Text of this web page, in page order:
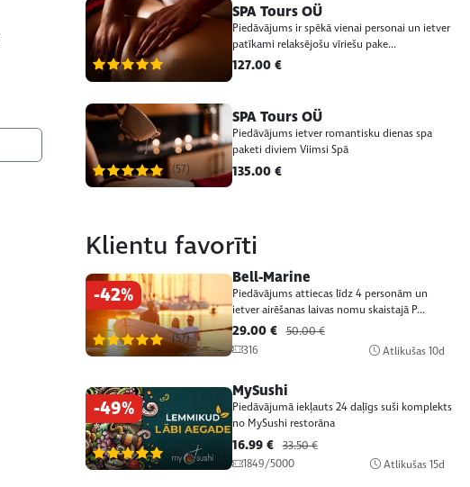
(57)
SPA Tours OÜ
Piedāvājums ir spēkā vienai personai un ietver
patīkami relaksējošu vīriešu pake...
127.00 €
(57)
SPA Tours OÜ
Piedāvājums ietver romantisku dienas spa
paketi diviem Viimsi Spā
135.00 €
Klientu favorīti
-42%
(57)
Bell-Marine
Piedāvājums attiecas līdz 4 personām un
ietver airēšanas laivas nomu skaistajā P...
29.00 € 50.00 €
316
Atlikušas10d
-49%
(57)
MySushi
Piedāvājumā iekļauts 24 daļīgs suši komplekts
no MySushi restorāna
16.99 € 33.50 €
1849/5000
Atlikušas15d